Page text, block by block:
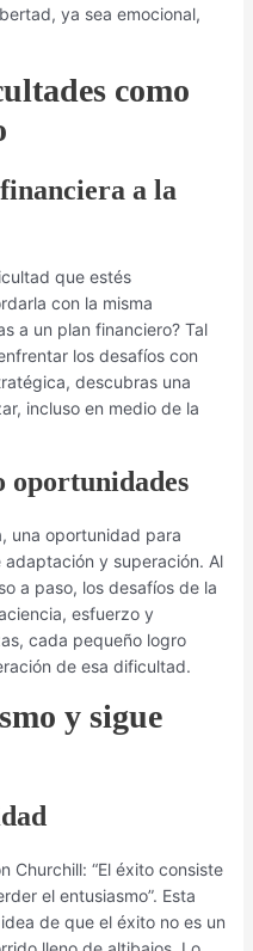
ya sea emocional,
como
a la
que estés
con la misma
a un plan financiero? Tal
los desafíos con
descubras una
incluso en medio de la
oportunidades
una oportunidad para
y superación. Al
a paso, los desafíos de la
esfuerzo y
cada pequeño logro
de esa dificultad.
y sigue
Churchill: “El éxito consiste
el entusiasmo”. Esta
de que el éxito no es un